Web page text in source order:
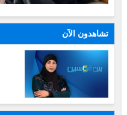
تشاهدون الآن